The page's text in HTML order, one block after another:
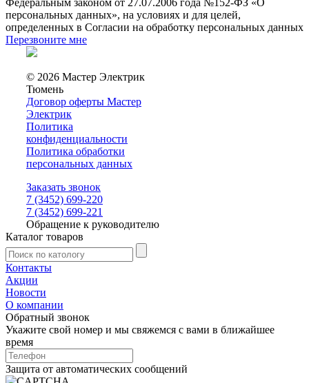
персональных данных», на условиях и для целей,
определенных в Согласии на обработку персональных данных
Перезвоните мне
© 2026 Мастер Электрик
Тюмень
Договор оферты Мастер
Электрик
Политика
конфиденциальности
Политика обработки
персональных данных
Заказать звонок
7 (3452) 699-220
7 (3452) 699-221
Обращение к руководителю
Каталог товаров
Контакты
Акции
Новости
О компании
Обратный звонок
Укажите свой номер и мы свяжемся с вами в ближайшее
время
Защита от автоматических сообщений